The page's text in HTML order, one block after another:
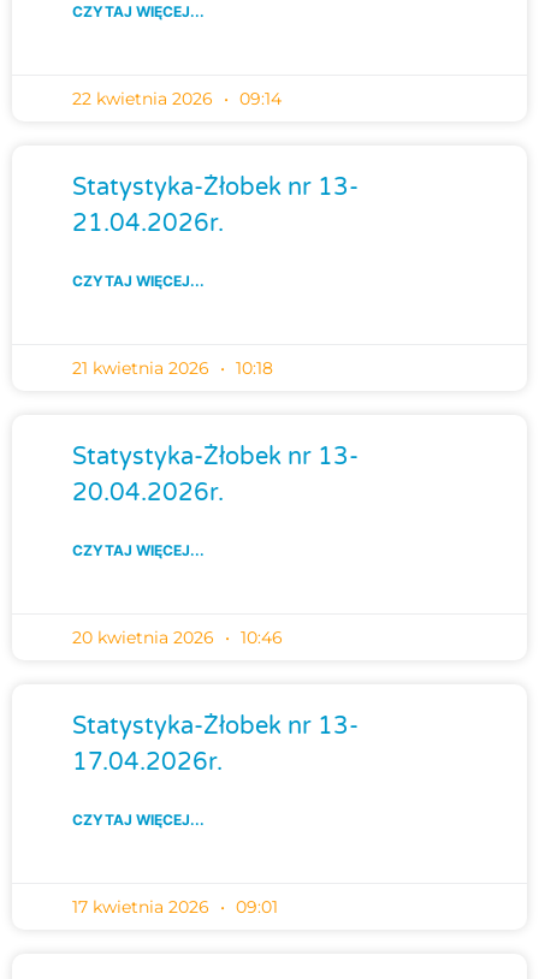
CZYTAJ WIĘCEJ...
22 kwietnia 2026 09:14
Statystyka-Żłobek nr 13-
21.04.2026r.
CZYTAJ WIĘCEJ...
21 kwietnia 2026 10:18
Statystyka-Żłobek nr 13-
20.04.2026r.
CZYTAJ WIĘCEJ...
20 kwietnia 2026 10:46
Statystyka-Żłobek nr 13-
17.04.2026r.
CZYTAJ WIĘCEJ...
17 kwietnia 2026 09:01